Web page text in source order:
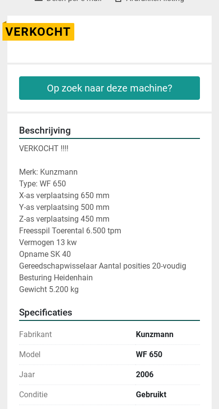
VERKOCHT
Op zoek naar deze machine?
Beschrijving
VERKOCHT !!!!
Merk: Kunzmann
Type: WF 650
X-as verplaatsing 650 mm
Y-as verplaatsing 500 mm
Z-as verplaatsing 450 mm
Freesspil Toerental 6.500 tpm
Vermogen 13 kw
Opname SK 40
Gereedschapwisselaar Aantal posities 20-voudig
Besturing Heidenhain
Gewicht 5.200 kg
Specificaties
Fabrikant Kunzmann
Model WF 650
Jaar 2006
Conditie Gebruikt